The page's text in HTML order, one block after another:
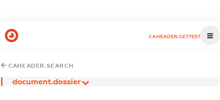
CAHEADER.GETTEST
CAHEADER.SEARCH
document.dossier